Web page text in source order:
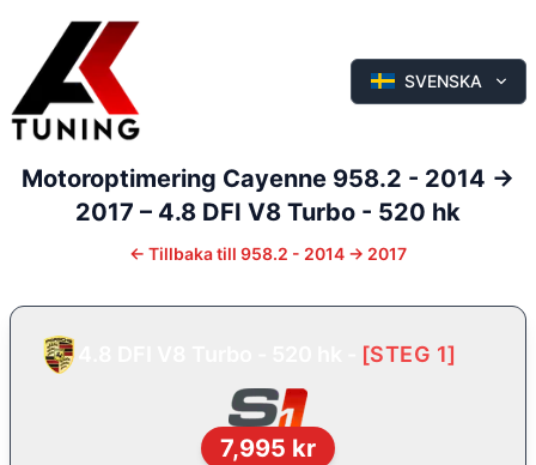
SVENSKA
Motoroptimering Cayenne 958.2 - 2014 ->
2017 – 4.8 DFI V8 Turbo - 520 hk
← Tillbaka till 958.2 - 2014 -> 2017
[STEG 1]
7,995 kr